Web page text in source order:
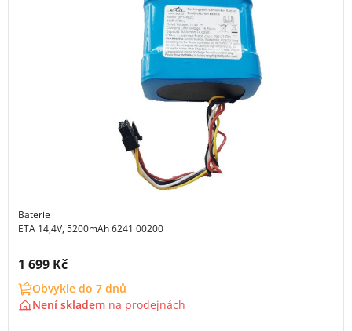
Baterie
ETA 14,4V, 5200mAh 6241 00200
Cena s DPH:
1 699 Kč
Obvykle do 7 dnů
Není skladem na prodejnách